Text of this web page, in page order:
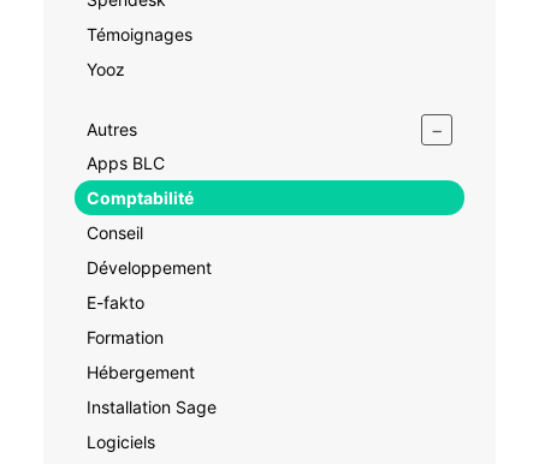
Témoignages
Yooz
Autres −
Apps BLC
Comptabilité
Conseil
Développement
E-fakto
Formation
Hébergement
Installation Sage
Logiciels